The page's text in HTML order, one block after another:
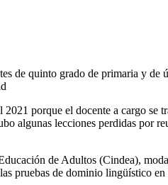
de quinto grado de primaria y
porque el docente a cargo
algunas lecciones perdidas por
de Adultos (Cindea),
pruebas de dominio lingüístico